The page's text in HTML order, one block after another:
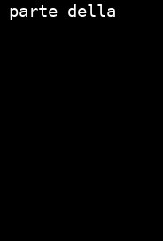
parte della